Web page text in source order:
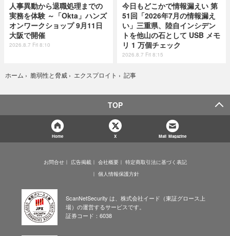
人事異動から退職処理までの
実務を体験 ～「Okta」ハンズ
オンワークショップ 9月11日
大阪で開催
2026.8.7 Fri 8:10
今日もどこかで情報漏えい 第
51回「2026年7月の情報漏え
い」三重県、陸自インシデン
トを他山の石として USB メモ
リ 1 万個チェック
2026.8.7 Fri 8:15
ホーム › 脆弱性と脅威 › エクスプロイト › 記事
TOP
Home X Mail Magazine
お問合せ 広告掲載 会社概要
特定商取引法に基づく表記
個人情報保護方針
ScanNetSecurity は、株式会社イード（東証グロース上
場）の運営するサービスです。
証券コード：6038